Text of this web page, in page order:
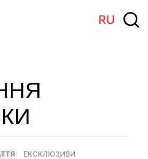
RU
ЕКСКЛЮЗИВИ